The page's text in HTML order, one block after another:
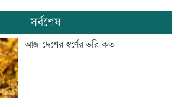
সর্বশেষ
আজ দেশের স্বর্ণের ভরি কত